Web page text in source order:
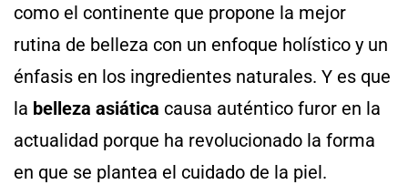
como el continente que propone la mejor
rutina de belleza con un enfoque holístico y un
énfasis en los ingredientes naturales. Y es que
la belleza asiática causa auténtico furor en la
actualidad porque ha revolucionado la forma
en que se plantea el cuidado de la piel.